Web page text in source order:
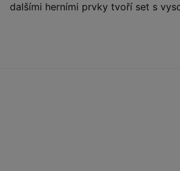
dalšími herními prvky tvoří set s